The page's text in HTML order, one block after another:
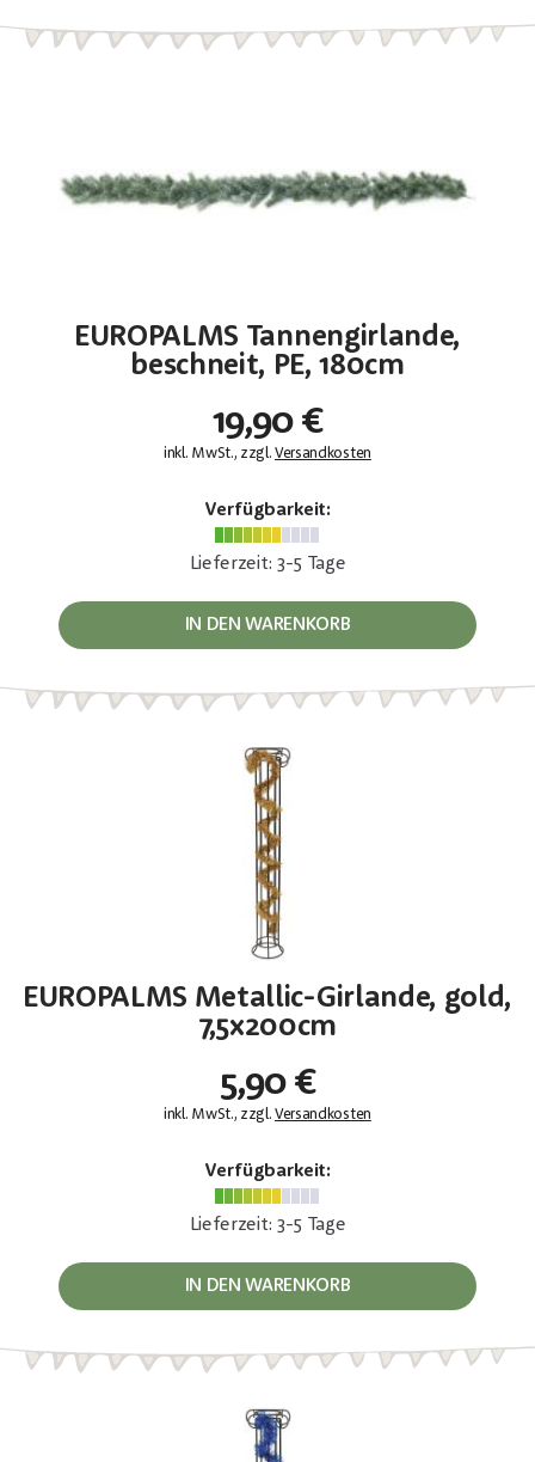
EUROPALMS Tannengirlande,
beschneit, PE, 180cm
19,90 €
inkl. MwSt., zzgl.Versandkosten
Verfügbarkeit:
Lieferzeit: 3-5 Tage
IN DEN WARENKORB
EUROPALMS Metallic-Girlande, gold,
7,5x200cm
5,90 €
inkl. MwSt., zzgl.Versandkosten
Verfügbarkeit:
Lieferzeit: 3-5 Tage
IN DEN WARENKORB